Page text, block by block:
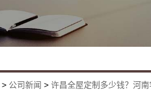
> 公司新闻 > 许昌全屋定制多少钱？河南